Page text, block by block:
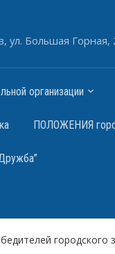
ул. Большая Горная,
организации
ПОЛОЖЕНИЯ